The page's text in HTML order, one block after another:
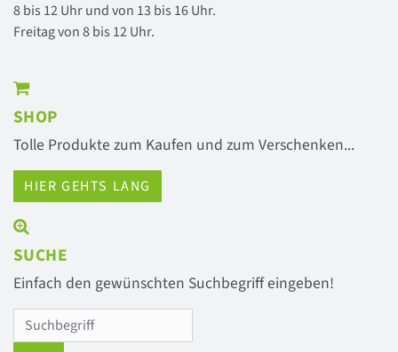
8 bis 12 Uhr und von 13 bis 16 Uhr.
Freitag von 8 bis 12 Uhr.
SHOP
Tolle Produkte zum Kaufen und zum Verschenken...
HIER GEHTS LANG
SUCHE
Einfach den gewünschten Suchbegriff eingeben!